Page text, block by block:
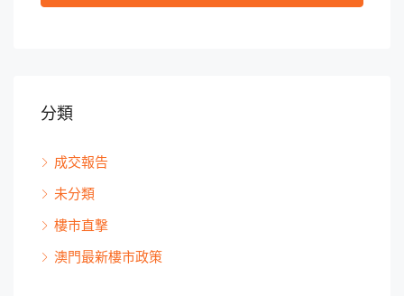
分類
成交報告
未分類
樓市直撃
澳門最新樓市政策